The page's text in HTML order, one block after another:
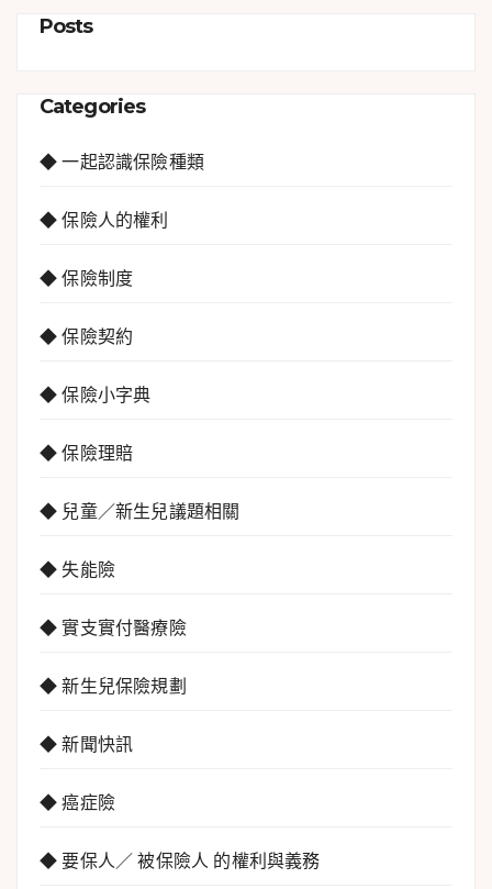
Posts
Categories
◆ 一起認識保險種類
◆ 保險人的權利
◆ 保險制度
◆ 保險契約
◆ 保險小字典
◆ 保險理賠
◆ 兒童／新生兒議題相關
◆ 失能險
◆ 實支實付醫療險
◆ 新生兒保險規劃
◆ 新聞快訊
◆ 癌症險
◆ 要保人／ 被保險人 的權利與義務